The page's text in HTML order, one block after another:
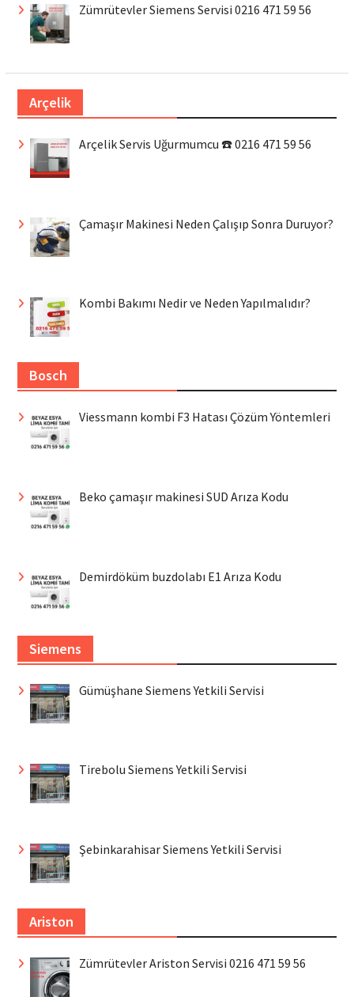
Zümrütevler Siemens Servisi 0216 471 59 56
Arçelik
Arçelik Servis Uğurmumcu ☎️ 0216 471 59 56
Çamaşır Makinesi Neden Çalışıp Sonra Duruyor?
Kombi Bakımı Nedir ve Neden Yapılmalıdır?
Bosch
Viessmann kombi F3 Hatası Çözüm Yöntemleri
Beko çamaşır makinesi SUD Arıza Kodu
Demirdöküm buzdolabı E1 Arıza Kodu
Siemens
Gümüşhane Siemens Yetkili Servisi
Tirebolu Siemens Yetkili Servisi
Şebinkarahisar Siemens Yetkili Servisi
Ariston
Zümrütevler Ariston Servisi 0216 471 59 56